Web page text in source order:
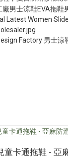
童卡通拖鞋 - 亞